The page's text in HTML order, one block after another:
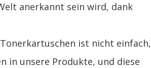
anerkannt sein wird, dank
ist nicht einfach,
in unsere Produkte, und diese